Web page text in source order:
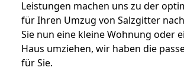
Leistungen machen uns zu der
für Ihren Umzug von Salzgitter
Sie nun eine kleine Wohnung oder
Haus umziehen, wir haben die
für Sie.